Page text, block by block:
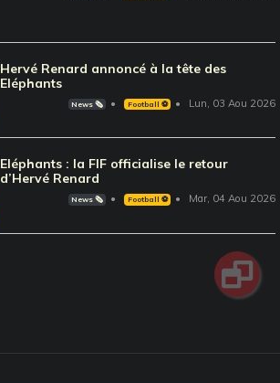
Hervé Renard annoncé à la tête des
Eléphants
News 🗞️ Football ⚽️ Lun, 03 Aou 2026
Eléphants : la FIF officialise le retour
d’Hervé Renard
News 🗞️ Football ⚽️ Mar, 04 Aou 2026